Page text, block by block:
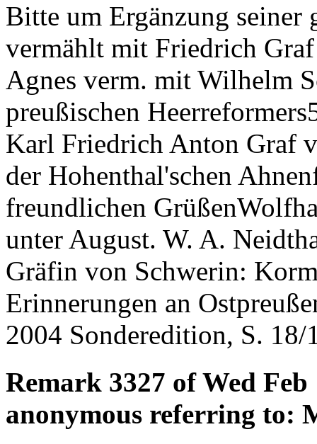
Bitte um Ergänzung
vermählt mit Friedrich
Agnes verm. mit Wilhelm
preußischen
Karl Friedrich Anton Graf
der Hohenthal'schen
freundlichen
unter August. W. A.
Gräfin von Schwerin:
Erinnerungen an
2004 Sonderedition, S. 18/
Remark 3327 of Wed
anonymous referring to: